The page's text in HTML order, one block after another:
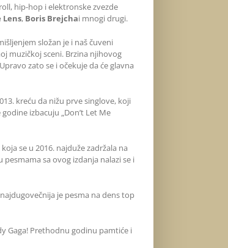
hip-hop i elektronske zvezde
Lens, Boris Brejchai mnogi drugi.
složan je i naš čuveni
muzičkoj sceni. Brzina njihovog
zato se i očekuje da će glavna
kreću da nižu prve singlove, koji
izbacuju „Don’t Let Me
se u 2016. najduže zadržala na
sa ovog izdanja nalazi se i
je pesma na dens top
Gaga! Prethodnu godinu pamtiće i